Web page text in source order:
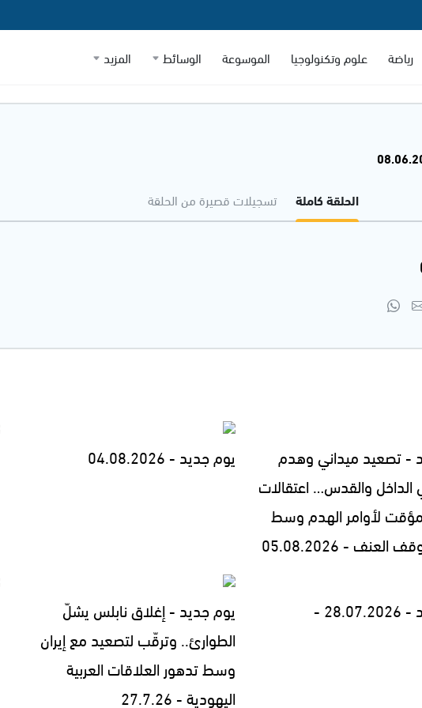
رياضة علوم وتكنولوجيا الموسوعة الوسائط المزيد
الحلقة كاملة تسجيلات قصيرة من الحلقة
- تصعيد ميداني وهدم
الداخل والقدس… اعتقالات
لأوامر الهدم وسط
- 05.08.2026
يوم جديد - 04.08.2026
-
يوم جديد - إغلاق نابلس يشلّ
الطوارئ.. وترقّب لتصعيد مع إيران
وسط تدهور العلاقات العربية
اليهودية - 27.7.26